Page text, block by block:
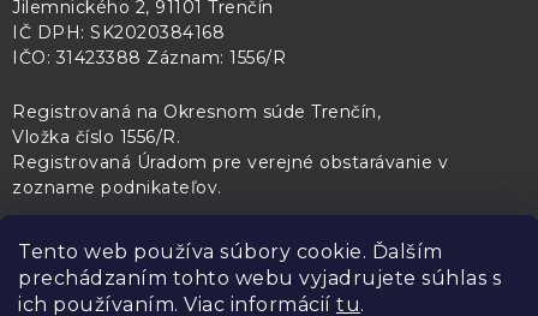
Tento web používa súbory cookie. Ďalším
prechádzaním tohto webu vyjadrujete súhlas s
ich používaním. Viac informácií tu.
Jilemnického 2, 91101 Trenčín
IČ DPH: SK2020384168
IČO: 31423388 Záznam: 1556/R
Registrovaná na Okresnom súde Trenčín,
Vložka číslo 1556/R.
Registrovaná Úradom pre verejné obstarávanie v
zozname podnikateľov.
PL Servis Kontroltech Technický skúšobný ústav Piešťany